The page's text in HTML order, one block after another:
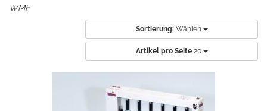
WMF
Sortierung: Wählen
Artikel pro Seite 20